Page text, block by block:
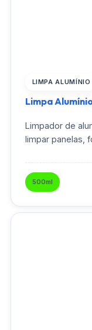
LIMPA ALUMÍNIO
Limpa
Limpador de
limpar panelas,
500ml